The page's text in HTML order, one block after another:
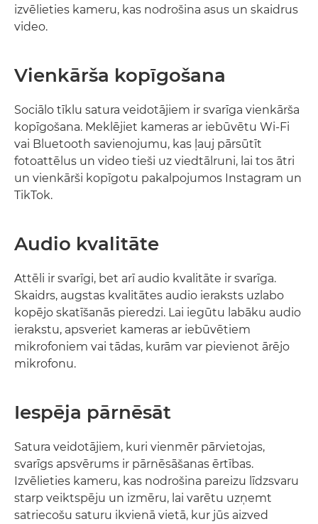
izvēlieties kameru, kas nodrošina asus un skaidrus
video.
Vienkārša kopīgošana
Sociālo tīklu satura veidotājiem ir svarīga vienkārša
kopīgošana. Meklējiet kameras ar iebūvētu Wi-Fi
vai Bluetooth savienojumu, kas ļauj pārsūtīt
fotoattēlus un video tieši uz viedtālruni, lai tos ātri
un vienkārši kopīgotu pakalpojumos Instagram un
TikTok.
Audio kvalitāte
Attēli ir svarīgi, bet arī audio kvalitāte ir svarīga.
Skaidrs, augstas kvalitātes audio ieraksts uzlabo
kopējo skatīšanās pieredzi. Lai iegūtu labāku audio
ierakstu, apsveriet kameras ar iebūvētiem
mikrofoniem vai tādas, kurām var pievienot ārējo
mikrofonu.
Iespēja pārnēsāt
Satura veidotājiem, kuri vienmēr pārvietojas,
svarīgs apsvērums ir pārnēsāšanas ērtības.
Izvēlieties kameru, kas nodrošina pareizu līdzsvaru
starp veiktspēju un izmēru, lai varētu uzņemt
satriecošu saturu ikvienā vietā, kur jūs aizved